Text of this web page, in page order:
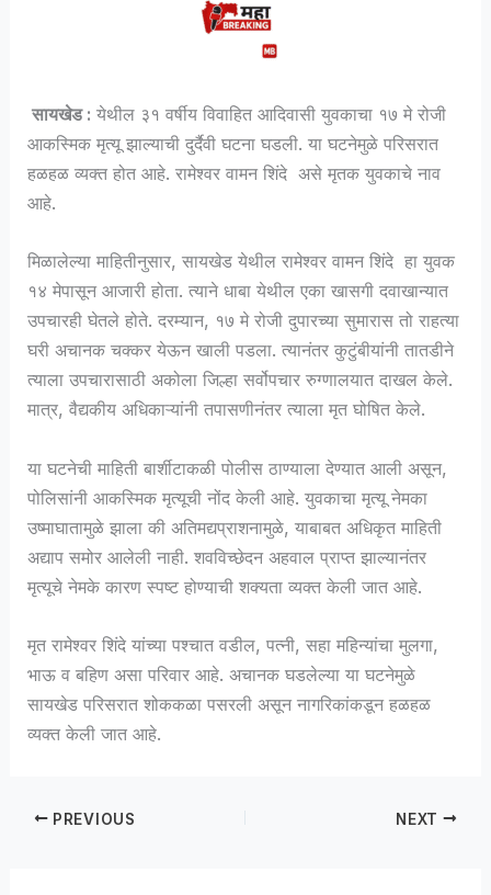
सायखेड : येथील ३१ वर्षीय विवाहित आदिवासी युवकाचा १७ मे रोजी
आकस्मिक मृत्यू झाल्याची दुर्दैवी घटना घडली. या घटनेमुळे परिसरात
हळहळ व्यक्त होत आहे. रामेश्वर वामन शिंदे असे मृतक युवकाचे नाव
आहे.
मिळालेल्या माहितीनुसार, सायखेड येथील रामेश्वर वामन शिंदे हा युवक
१४ मेपासून आजारी होता. त्याने धाबा येथील एका खासगी दवाखान्यात
उपचारही घेतले होते. दरम्यान, १७ मे रोजी दुपारच्या सुमारास तो राहत्या
घरी अचानक चक्कर येऊन खाली पडला. त्यानंतर कुटुंबीयांनी तातडीने
त्याला उपचारासाठी अकोला जिल्हा सर्वोपचार रुग्णालयात दाखल केले.
मात्र, वैद्यकीय अधिकाऱ्यांनी तपासणीनंतर त्याला मृत घोषित केले.
या घटनेची माहिती बार्शीटाकळी पोलीस ठाण्याला देण्यात आली असून,
पोलिसांनी आकस्मिक मृत्यूची नोंद केली आहे. युवकाचा मृत्यू नेमका
उष्माघातामुळे झाला की अतिमद्यप्राशनामुळे, याबाबत अधिकृत माहिती
अद्याप समोर आलेली नाही. शवविच्छेदन अहवाल प्राप्त झाल्यानंतर
मृत्यूचे नेमके कारण स्पष्ट होण्याची शक्यता व्यक्त केली जात आहे.
मृत रामेश्वर शिंदे यांच्या पश्चात वडील, पत्नी, सहा महिन्यांचा मुलगा,
भाऊ व बहिण असा परिवार आहे. अचानक घडलेल्या या घटनेमुळे
सायखेड परिसरात शोककळा पसरली असून नागरिकांकडून हळहळ
व्यक्त केली जात आहे.
PREVIOUS NEXT